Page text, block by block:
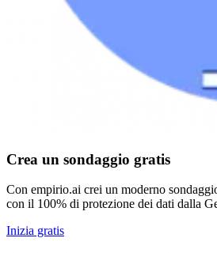
Crea un sondaggio gratis
Con empirio.ai crei un moderno
con il 100% di protezione dei dati dalla
Inizia gratis